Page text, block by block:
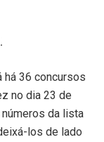
há 36 concursos
no dia 23 de
da lista
los de lado